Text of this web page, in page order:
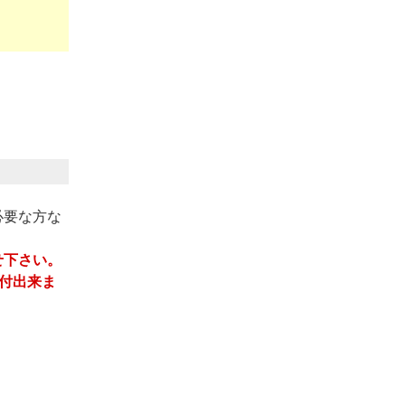
な方な
さい。
出来ま